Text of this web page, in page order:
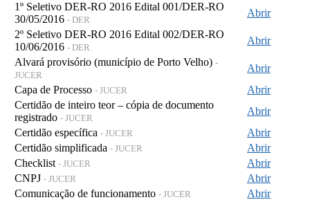
1º Seletivo DER-RO 2016 Edital 001/DER-RO
30/05/2016 - DER
Abrir
2º Seletivo DER-RO 2016 Edital 002/DER-RO
10/06/2016 - DER
Abrir
Alvará provisório (município de Porto Velho) -
JUCER
Abrir
Capa de Processo - JUCER
Abrir
Certidão de inteiro teor – cópia de documento
registrado - JUCER
Abrir
Certidão específica - JUCER
Abrir
Certidão simplificada - JUCER
Abrir
Checklist - JUCER
Abrir
CNPJ - JUCER
Abrir
Comunicação de funcionamento - JUCER
Abrir